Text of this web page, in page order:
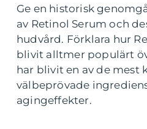
Ge en historisk
av Retinol Serum och
hudvård. Förklara hur
blivit alltmer populärt
har blivit en av de mest
välbeprövade
agingeffekter.